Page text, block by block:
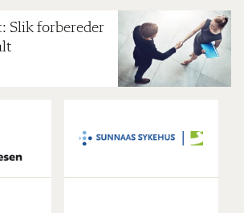
Slik forbereder